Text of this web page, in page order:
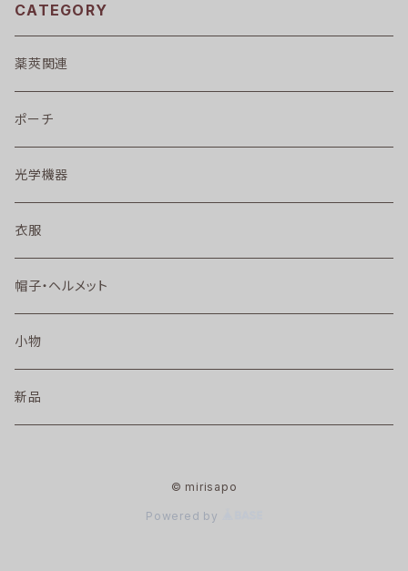
CATEGORY
薬莢関連
ポーチ
光学機器
衣服
帽子・ヘルメット
小物
新品
© mirisapo
Powered by